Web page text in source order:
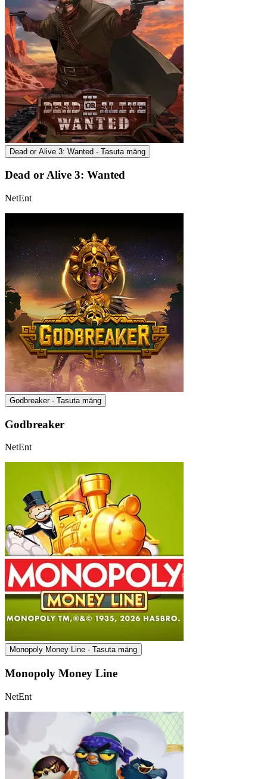
Dead or Alive 3: Wanted - Tasuta mäng
Dead or Alive 3: Wanted
NetEnt
Godbreaker - Tasuta mäng
Godbreaker
NetEnt
Monopoly Money Line - Tasuta mäng
Monopoly Money Line
NetEnt